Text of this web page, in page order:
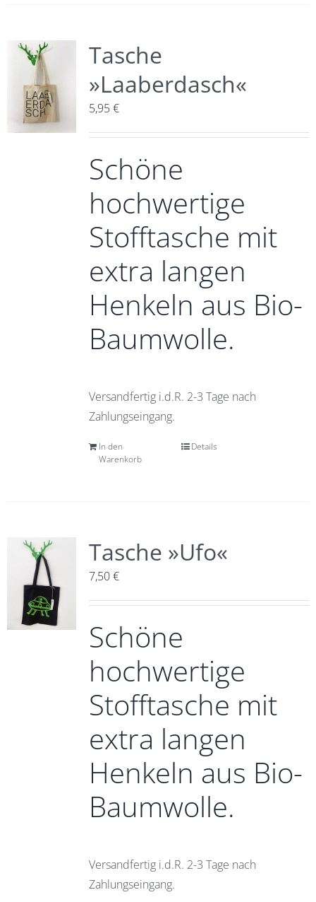
Tasche
»Laaberdasch«
5,95€
Schöne
hochwertige
Stofftasche mit
extra langen
Henkeln aus Bio-
Baumwolle.
Versandfertig i.d.R. 2-3 Tage nach
Zahlungseingang.
In den
Warenkorb
Details
Tasche »Ufo«
7,50€
Schöne
hochwertige
Stofftasche mit
extra langen
Henkeln aus Bio-
Baumwolle.
Versandfertig i.d.R. 2-3 Tage nach
Zahlungseingang.